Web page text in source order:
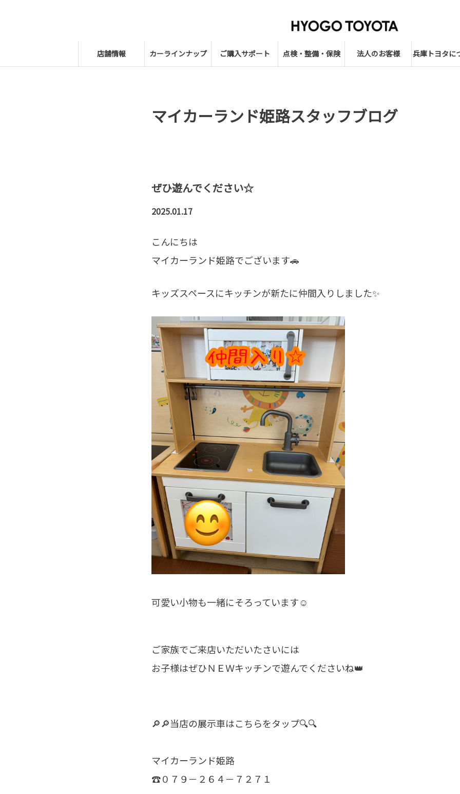
店舗情報 カーラインナップ ご購入サポート 点検・整備・保険 法人のお客様 兵庫トヨタに
マイカーランド姫路スタッフブログ
ぜひ遊んでください☆
2025.01.17
こんにちは
マイカーランド姫路でございます🚗
キッズスペースにキッチンが新たに仲間入りしました✨
可愛い小物も一緒にそろっています☺
ご家族でご来店いただいたさいには
お子様はぜひＮＥＷキッチンで遊んでくださいね👑
🔎🔎当店の展示車はこちらをタップ🔍🔍
マイカーランド姫路
☎０７９－２６４－７２７１